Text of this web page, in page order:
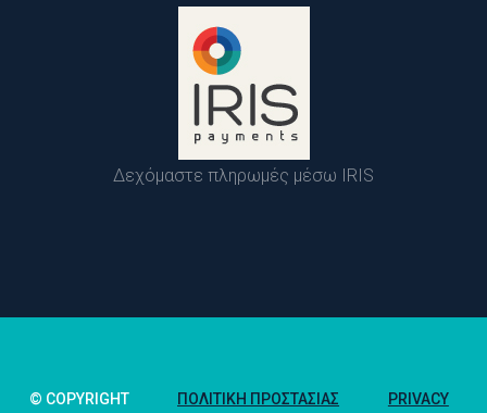
Δεχόμαστε πληρωμές μέσω IRIS
© COPYRIGHT ΠΟΛΙΤΙΚΉ ΠΡΟΣΤΑΣΊΑΣ PRIVACY